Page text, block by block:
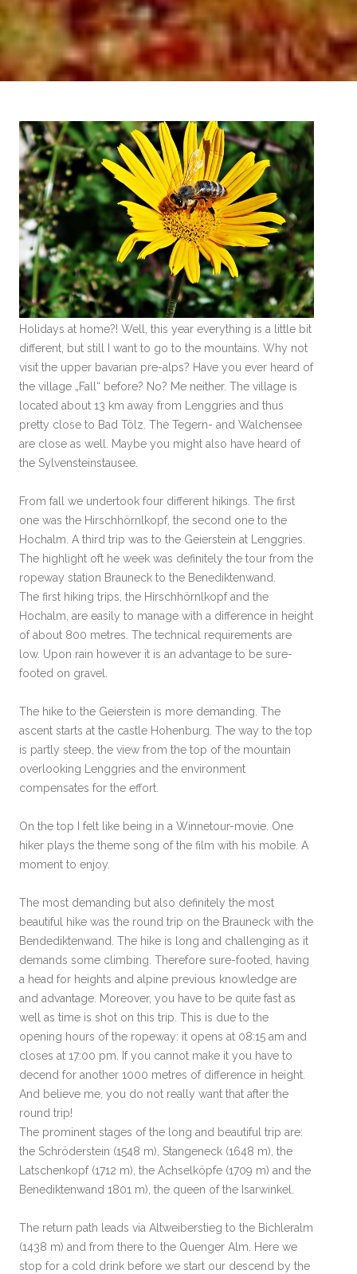
Holidays at home?! Well, this year everything is a little bit
different, but still I want to go to the mountains. Why not
visit the upper bavarian pre-alps? Have you ever heard of
the village „Fall“ before? No? Me neither. The village is
located about 13 km away from Lenggries and thus
pretty close to Bad Tölz. The Tegern- and Walchensee
are close as well. Maybe you might also have heard of
the Sylvensteinstausee.
From fall we undertook four different hikings. The first
one was the Hirschhörnlkopf, the second one to the
Hochalm. A third trip was to the Geierstein at Lenggries.
The highlight oft he week was definitely the tour from the
ropeway station Brauneck to the Benediktenwand.
The first hiking trips, the Hirschhörnlkopf and the
Hochalm, are easily to manage with a difference in height
of about 800 metres. The technical requirements are
low. Upon rain however it is an advantage to be sure-
footed on gravel.
The hike to the Geierstein is more demanding. The
ascent starts at the castle Hohenburg. The way to the top
is partly steep, the view from the top of the mountain
overlooking Lenggries and the environment
compensates for the effort.
On the top I felt like being in a Winnetour-movie. One
hiker plays the theme song of the film with his mobile. A
moment to enjoy.
The most demanding but also definitely the most
beautiful hike was the round trip on the Brauneck with the
Bendediktenwand. The hike is long and challenging as it
demands some climbing. Therefore sure-footed, having
a head for heights and alpine previous knowledge are
and advantage. Moreover, you have to be quite fast as
well as time is shot on this trip. This is due to the
opening hours of the ropeway: it opens at 08:15 am and
closes at 17:00 pm. If you cannot make it you have to
decend for another 1000 metres of difference in height.
And believe me, you do not really want that after the
round trip!
The prominent stages of the long and beautiful trip are:
the Schröderstein (1548 m), Stangeneck (1648 m), the
Latschenkopf (1712 m), the Achselköpfe (1709 m) and the
Benediktenwand 1801 m), the queen of the Isarwinkel.
The return path leads via Altweiberstieg to the Bichleralm
(1438 m) and from there to the Quenger Alm. Here we
stop for a cold drink before we start our descend by the